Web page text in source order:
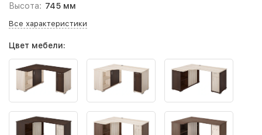
Высота: 745 мм
Все характеристики
Цвет мебели: